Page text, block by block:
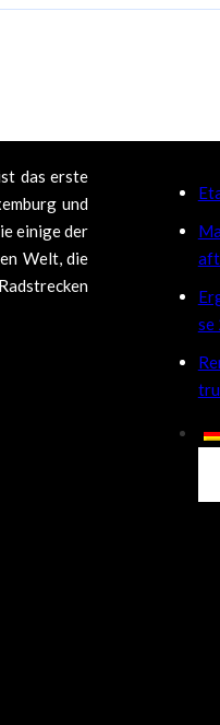
das erste
und
einige der
Welt, die
se